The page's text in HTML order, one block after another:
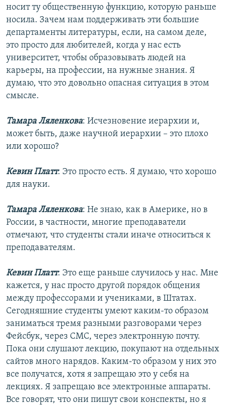
носит ту общественную функцию, которую раньше
носила. Зачем нам поддерживать эти большие
департаменты литературы, если, на самом деле,
это просто для любителей, когда у нас есть
университет, чтобы образовывать людей на
карьеры, на профессии, на нужные знания. Я
думаю, что это довольно опасная ситуация в этом
смысле.
Тамара Ляленкова: Исчезновение иерархии и,
может быть, даже научной иерархии – это плохо
или хорошо?
Кевин Платт: Это просто есть. Я думаю, что хорошо
для науки.
Тамара Ляленкова: Не знаю, как в Америке, но в
России, в частности, многие преподаватели
отмечают, что студенты стали иначе относиться к
преподавателям.
Кевин Платт: Это еще раньше случилось у нас. Мне
кажется, у нас просто другой порядок общения
между профессорами и учениками, в Штатах.
Сегодняшние студенты умеют каким-то образом
заниматься тремя разными разговорами через
Фейсбук, через СМС, через электронную почту.
Пока они слушают лекцию, покупают на отдельных
сайтов много нарядов. Каким-то образом у них это
все получатся, хотя я запрещаю это у себя на
лекциях. Я запрещаю все электронные аппараты.
Все говорят, что они пишут свои конспекты, но я